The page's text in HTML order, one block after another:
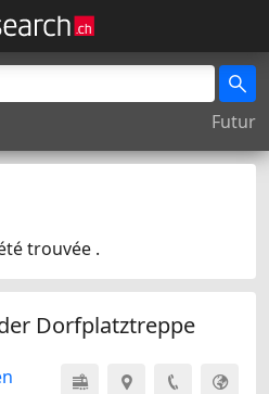
Futur
trouvée .
Dorfplatztreppe